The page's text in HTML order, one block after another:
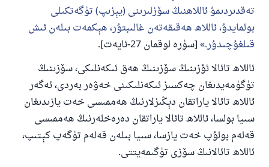
تەقدىردىمۇ ئاللاھنىڭ سۆزلىرىنى (يېزىپ) تۈگەتكىلى
بولمايدۇ، ئاللاھ ھەقىقەتەن غالىبتۇر، ھېكمەت بىلەن ئىش
قىلغۇچىدۇر. [سۈرە لوقمان 27-ئايەت].
ئاللاھ تائالا ئۆزىنىڭ سۆزىنىڭ ھەق ئىكەنلىكى، سۆزىنىڭ
تۈگۈمەيدىغان چەكسىز ئىكەنلىكىنى خەۋەر بەردى، ئەگەر
ئاللاھ تائالا ياراتقان دېڭىزلارنىڭ ھەممىسى خەت يازىدىغان
سىيا بولسا، ئاللاھ تائالا ياراتقان دەرەخلەرنىڭ ھەممىسى
قەلەم بولۇپ خەت يازسا، سىيا بىلەن قەلەم تۈگەپ كېتىپ،
ئاللاھ تائالانىڭ سۆزى تۈگىمەيتتى.